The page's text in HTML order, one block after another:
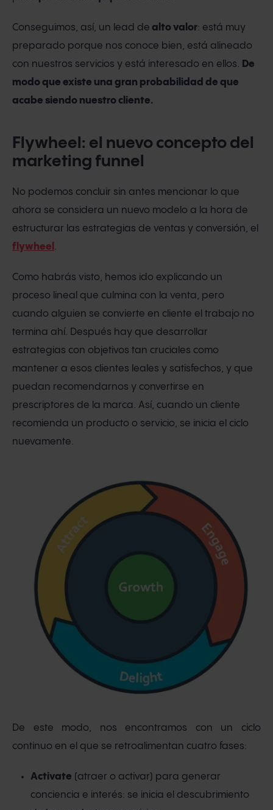
Conseguimos, así, un lead de alto valor: está muy
preparado porque nos conoce bien, está alineado
con nuestros servicios y está interesado en ellos. De
modo que existe una gran probabilidad de que
acabe siendo nuestro cliente.
Flywheel: el nuevo concepto del
marketing funnel
No podemos concluir sin antes mencionar lo que
ahora se considera un nuevo modelo a la hora de
estructurar las estrategias de ventas y conversión, el
flywheel .
Como habrás visto, hemos ido explicando un
proceso lineal que culmina con la venta, pero
cuando alguien se convierte en cliente el trabajo no
termina ahí. Después hay que desarrollar
estrategias con objetivos tan cruciales como
mantener a esos clientes leales y satisfechos, y que
puedan recomendarnos y convertirse en
prescriptores de la marca. Así, cuando un cliente
recomienda un producto o servicio, se inicia el ciclo
nuevamente.
De este modo, nos encontramos con un ciclo
continuo en el que se retroalimentan cuatro fases:
Activate (atraer o activar) para generar
conciencia e interés: se inicia el descubrimiento